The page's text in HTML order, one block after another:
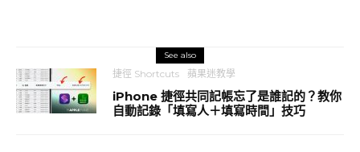
See also
捷徑 Shortcuts 蘋果迷教學
iPhone 捷徑共同記帳忘了是誰記的？教你
自動記錄「填寫人＋填寫時間」技巧